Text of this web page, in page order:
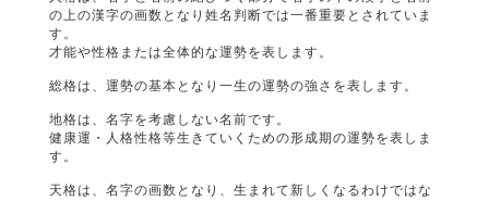
の上の漢字の画数となり姓名判断では一番重要とされていま
す。
才能や性格または全体的な運勢を表します。
総格は、運勢の基本となり一生の運勢の強さを表します。
地格は、名字を考慮しない名前です。
健康運・人格性格等生きていくための形成期の運勢を表しま
す。
天格は、名字の画数となり、生まれて新しくなるわけではな